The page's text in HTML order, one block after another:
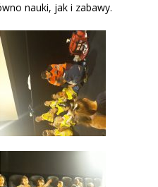
nauki, jak i zabawy.